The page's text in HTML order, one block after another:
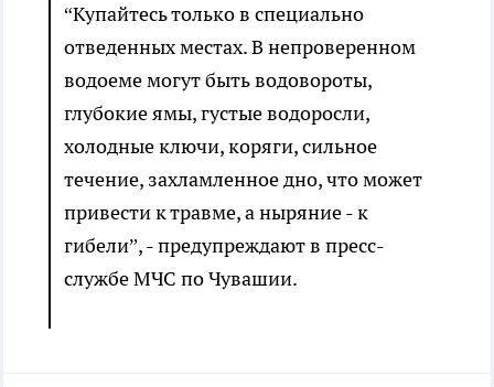
“Купайтесь только в специально
отведенных местах. В непроверенном
водоеме могут быть водовороты,
глубокие ямы, густые водоросли,
холодные ключи, коряги, сильное
течение, захламленное дно, что может
привести к травме, а ныряние - к
гибели”, - предупреждают в пресс-
службе МЧС по Чувашии.